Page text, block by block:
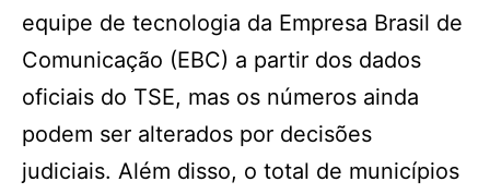
equipe de tecnologia da Empresa Brasil de
Comunicação (EBC) a partir dos dados
oficiais do TSE, mas os números ainda
podem ser alterados por decisões
judiciais. Além disso, o total de municípios